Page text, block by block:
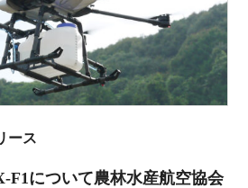
ース
F1について農林水産航空協会